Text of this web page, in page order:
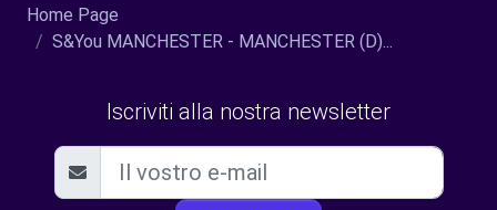
Home Page
S&You MANCHESTER - MANCHESTER (D)...
Iscriviti alla nostra newsletter